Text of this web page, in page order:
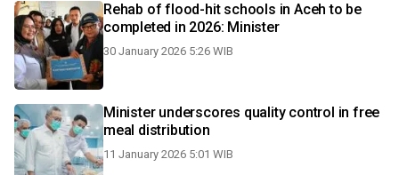
Rehab of flood-hit schools in Aceh to be
completed in 2026: Minister
30 January 2026 5:26 WIB
Minister underscores quality control in free
meal distribution
11 January 2026 5:01 WIB